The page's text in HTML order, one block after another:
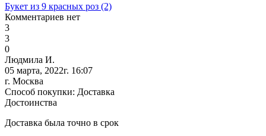
Букет из 9 красных роз (2)
Комментариев нет
3
3
0
Людмила И.
05 марта, 2022г. 16:07
г. Москва
Способ покупки: Доставка
Достоинства
Доставка была точно в срок